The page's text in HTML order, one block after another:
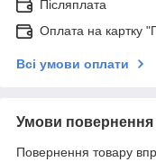
Післяплата
Оплата на картку
Всі умови оплати
Умови повернення
Повернення товару